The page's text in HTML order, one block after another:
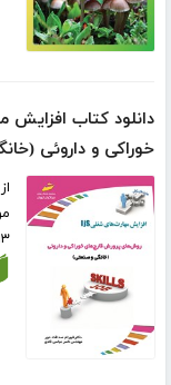
دانلود کتاب
خوراکی و داروئی